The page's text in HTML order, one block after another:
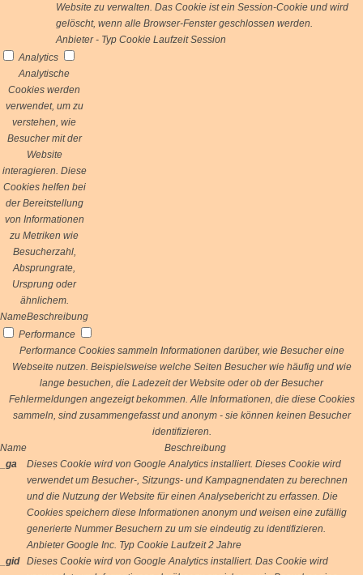
Website zu verwalten. Das Cookie ist ein Session-Cookie und wird
gelöscht, wenn alle Browser-Fenster geschlossen werden.
Anbieter - Typ Cookie Laufzeit Session
Analytics
Analytische
Cookies werden
verwendet, um zu
verstehen, wie
Besucher mit der
Website
interagieren. Diese
Cookies helfen bei
der Bereitstellung
von Informationen
zu Metriken wie
Besucherzahl,
Absprungrate,
Ursprung oder
ähnlichem.
NameBeschreibung
Performance
Performance Cookies sammeln Informationen darüber, wie Besucher eine
Webseite nutzen. Beispielsweise welche Seiten Besucher wie häufig und wie
lange besuchen, die Ladezeit der Website oder ob der Besucher
Fehlermeldungen angezeigt bekommen. Alle Informationen, die diese Cookies
sammeln, sind zusammengefasst und anonym - sie können keinen Besucher
identifizieren.
Name
Beschreibung
_ga
Dieses Cookie wird von Google Analytics installiert. Dieses Cookie wird
verwendet um Besucher-, Sitzungs- und Kampagnendaten zu berechnen
und die Nutzung der Website für einen Analysebericht zu erfassen. Die
Cookies speichern diese Informationen anonym und weisen eine zufällig
generierte Nummer Besuchern zu um sie eindeutig zu identifizieren.
Anbieter Google Inc. Typ Cookie Laufzeit 2 Jahre
_gid
Dieses Cookie wird von Google Analytics installiert. Das Cookie wird